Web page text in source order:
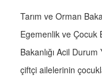
Tarım ve Orman
Egemenlik ve Çocuk
Bakanlığı Acil
çiftçi ailelerinin